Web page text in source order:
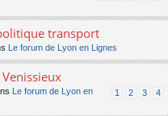
transport
Le forum de Lyon en Lignes
1 2 3 4
Le forum de Lyon en